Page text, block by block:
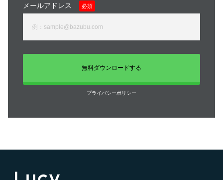
メールアドレス 必須
プライバシーポリシー